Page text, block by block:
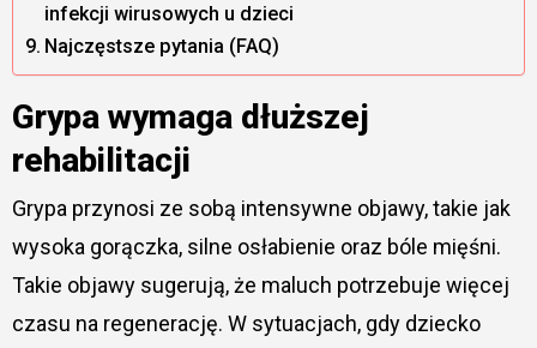
infekcji wirusowych u dzieci
Najczęstsze pytania (FAQ)
Grypa wymaga dłuższej
rehabilitacji
Grypa przynosi ze sobą intensywne objawy, takie jak
wysoka gorączka, silne osłabienie oraz bóle mięśni.
Takie objawy sugerują, że maluch potrzebuje więcej
czasu na regenerację. W sytuacjach, gdy dziecko